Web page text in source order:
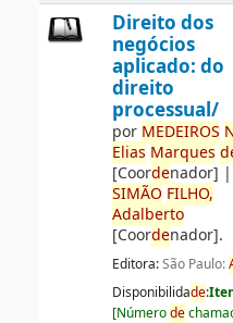
Direito dos
negócios
aplicado: do
direito
processual/
por MEDEIROS
Elias Marques
[Coordenador] |
SIMÃO FILHO,
Adalberto
[Coordenador].
Editora:São Paulo:
Disponibilidade:
[Númerode